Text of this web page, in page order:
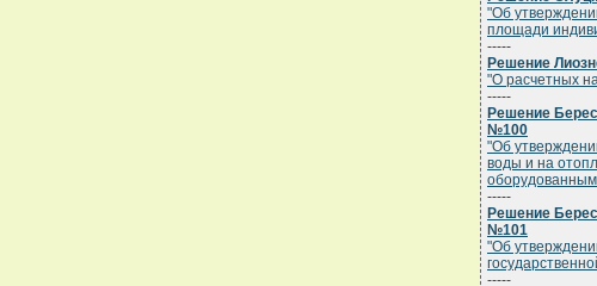
"Об
площади
-----
Решение
"О расчетных
-----
Решение
№100
"Об
воды и на
-----
Решение
№101
"Об
-----